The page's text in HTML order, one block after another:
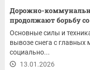
Дорожно-
продолжают борьбу
Основные силы и
вывозе снега с главных
социально...
13.01.2026